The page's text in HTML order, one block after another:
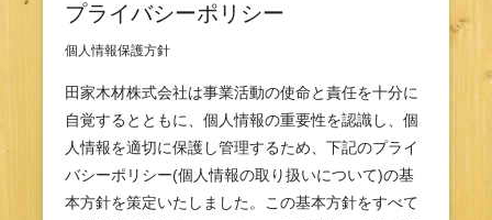
プライバシーポリシー
個人情報保護方針
田家木材株式会社は事業活動の使命と責任を十分に
自覚するとともに、個人情報の重要性を認識し、個
人情報を適切に保護し管理するため、下記のプライ
バシーポリシー(個人情報の取り扱いについて)の基
本方針を策定いたしました。この基本方針をすべて